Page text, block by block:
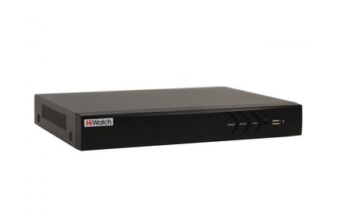
Системы контроля и управления
доступом